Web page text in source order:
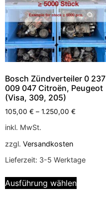
Bosch Zündverteiler 0 237
009 047 Citroën, Peugeot
(Visa, 309, 205)
105,00 € – 1.250,00 €
inkl. MwSt.
zzgl. Versandkosten
Lieferzeit: 3-5 Werktage
Ausführung wählen